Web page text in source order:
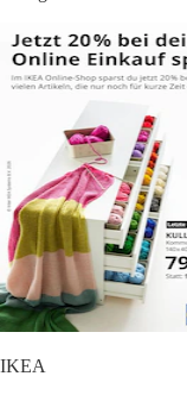
IKEA